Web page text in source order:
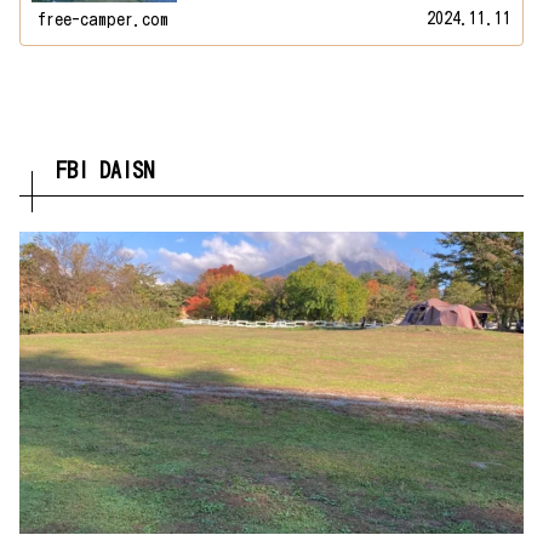
free-camper.com 2024.11.11
FBI DAISN